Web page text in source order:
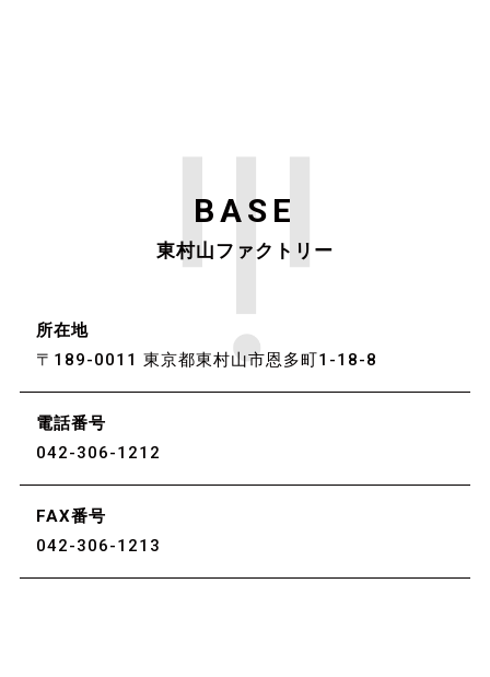
BASE
東村山ファクトリー
所在地
〒189-0011 東京都東村山市恩多町1-18-8
電話番号
042-306-1212
FAX番号
042-306-1213